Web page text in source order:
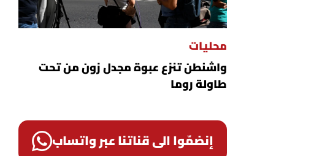
محليات
واشنطن تنزع عبوة مجدل زون من تحت
طاولة روما
إنضمّوا الى قناتنا عبر واتساب